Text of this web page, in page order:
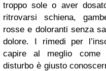
troppo sole o aver
ritrovarsi schiena,
rosse e doloranti senza
dolore. I rimedi per
capire al meglio come
disturbo è giusto